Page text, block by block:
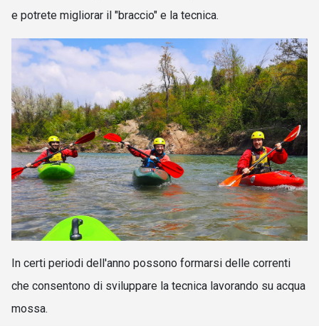
e potrete migliorar il "braccio" e la tecnica.
In certi periodi dell'anno possono formarsi delle correnti
che consentono di sviluppare la tecnica lavorando su acqua
mossa.